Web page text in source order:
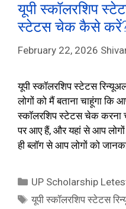
यूपी स्कॉलरशिप
स्टेटस चेक कैसे
February 22, 2026
यूपी स्कॉलरशिप स्टेटस
लोगों को मैं बताना चाहूंगा कि
स्कॉलरशिप स्टेटस चेक करना
पर आए हैं, और यहां से आप लोगों
ही ब्लॉग से आप लोगों को
Categories
UP Scholarship
Tags
यूपी स्कॉलरशिप स्टेटस